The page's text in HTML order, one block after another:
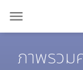
menu
ภาพรวม